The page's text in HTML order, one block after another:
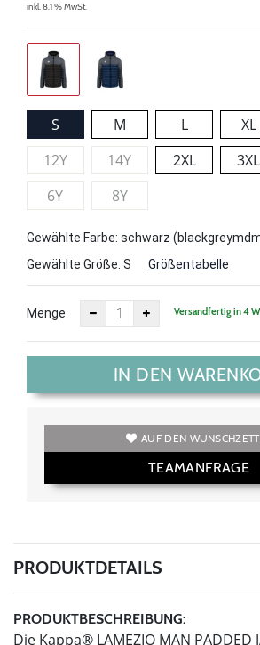
inkl. 8.1 % MwSt.
S M L XL
12Y
14Y 2XL 3XL
6Y
8Y
Gewählte Farbe: schwarz
Gewählte Größe: S Größentabelle
Menge Versandfertig in 4
IN DEN
AUF DEN
TEAMANFRAGE
PRODUKTDETAILS
PRODUKTBESCHREIBUNG:
Die Kappa® LAMEZIO MAN PADDED